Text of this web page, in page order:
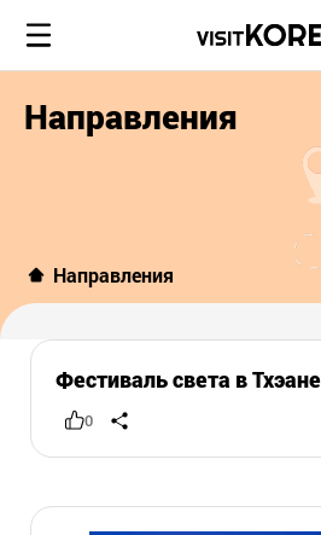
Направления
Направления
Фестиваль света в
0